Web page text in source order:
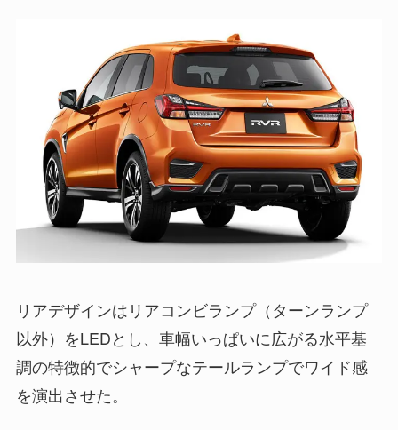
リアデザインはリアコンビランプ（ターンランプ
以外）をLEDとし、車幅いっぱいに広がる水平基
調の特徴的でシャープなテールランプでワイド感
を演出させた。